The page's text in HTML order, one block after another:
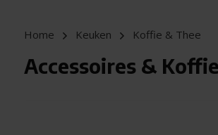
Home Keuken Koffie & Thee
Accessoires & Koffie